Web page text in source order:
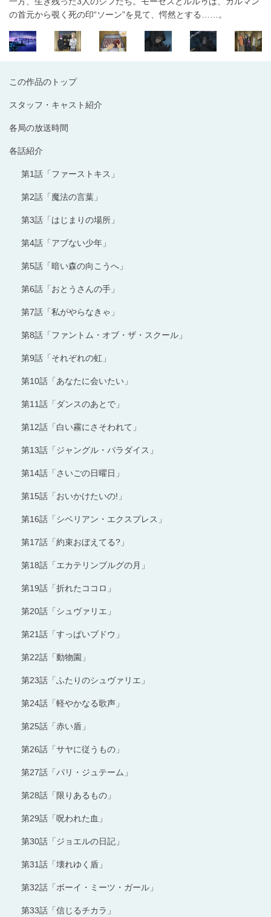
この作品のトップ
スタッフ・キャスト紹介
各局の放送時間
各話紹介
第1話「ファーストキス」
第2話「魔法の言葉」
第3話「はじまりの場所」
第4話「アブない少年」
第5話「暗い森の向こうへ」
第6話「おとうさんの手」
第7話「私がやらなきゃ」
第8話「ファントム・オブ・ザ・スクール」
第9話「それぞれの虹」
第10話「あなたに会いたい」
第11話「ダンスのあとで」
第12話「白い霧にさそわれて」
第13話「ジャングル・パラダイス」
第14話「さいごの日曜日」
第15話「おいかけたいの!」
第16話「シベリアン・エクスプレス」
第17話「約束おぼえてる?」
第18話「エカテリンブルグの月」
第19話「折れたココロ」
第20話「シュヴァリエ」
第21話「すっぱいブドウ」
第22話「動物園」
第23話「ふたりのシュヴァリエ」
第24話「軽やかなる歌声」
第25話「赤い盾」
第26話「サヤに従うもの」
第27話「パリ・ジュテーム」
第28話「限りあるもの」
第29話「呪われた血」
第30話「ジョエルの日記」
第31話「壊れゆく盾」
第32話「ボーイ・ミーツ・ガール」
第33話「信じるチカラ」
の首元から覗く死の印“ソーン”を見て、愕然とする……。